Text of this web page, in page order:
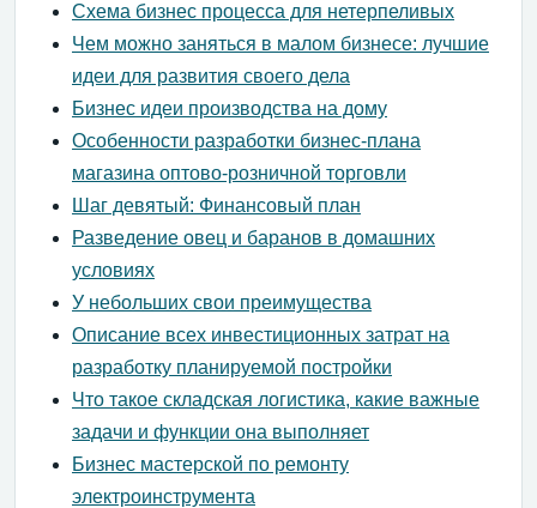
Схема бизнес процесса для нетерпеливых
Чем можно заняться в малом бизнесе: лучшие
идеи для развития своего дела
Бизнес идеи производства на дому
Особенности разработки бизнес-плана
магазина оптово-розничной торговли
Шаг девятый: Финансовый план
Разведение овец и баранов в домашних
условиях
У небольших свои преимущества
Описание всех инвестиционных затрат на
разработку планируемой постройки
Что такое складская логистика, какие важные
задачи и функции она выполняет
Бизнес мастерской по ремонту
электроинструмента